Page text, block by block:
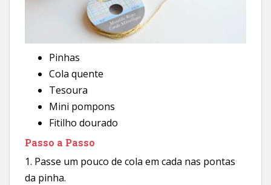
Pinhas
Cola quente
Tesoura
Mini pompons
Fitilho dourado
Passo a Passo
1. Passe um pouco de cola em cada nas pontas
da pinha.